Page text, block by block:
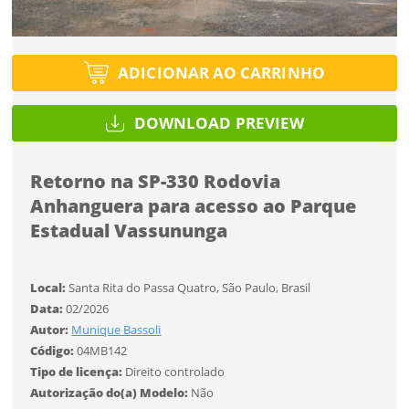
ADICIONAR AO CARRINHO
DOWNLOAD PREVIEW
Retorno na SP-330 Rodovia
Anhanguera para acesso ao Parque
Estadual Vassununga
Local:Santa Rita do Passa Quatro, São Paulo, Brasil
Data:02/2026
Autor: Munique Bassoli
Código:04MB142
Tipo de licença: Direito controlado
Autorização do(a) Modelo: Não
Tipo de projeto
Formato
Tamanho
Título do projeto
Tipo de projeto
Selecione
Formato
Tamanho
Esqueci a senha
ENTRAR
Você ainda não tem conta?
ENTRAR
SALVAR
Desejo receber novidades sobre a Pulsar Imagens
Tipo de projeto
Selecione
Tamanho